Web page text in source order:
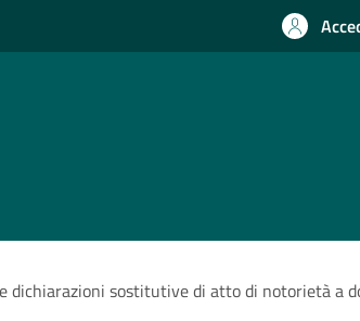
dichiarazioni sostitutive di atto di notorietà a